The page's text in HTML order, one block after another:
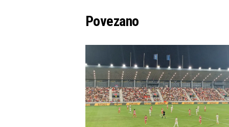
Povezano